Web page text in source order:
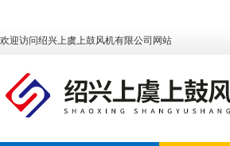
欢迎访问绍兴上虞上鼓风机有限公司网站